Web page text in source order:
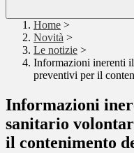
Home >
Novità >
Le notizie >
Informazioni inerenti
preventivi per il
Informazioni
sanitario
il contenimento